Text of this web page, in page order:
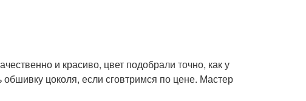
и красиво, цвет подобрали точно, как у
цоколя, если сговтримся по цене. Мастер